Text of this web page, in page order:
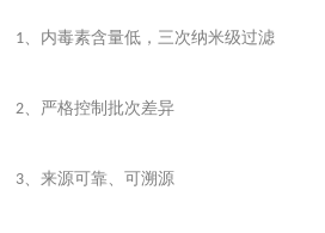
1、内毒素含量低，三次纳米级过滤
2、严格控制批次差异
3 、来源可靠、可溯源